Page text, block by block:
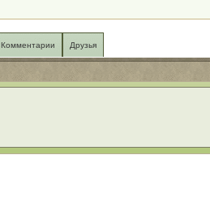
Комментарии Друзья